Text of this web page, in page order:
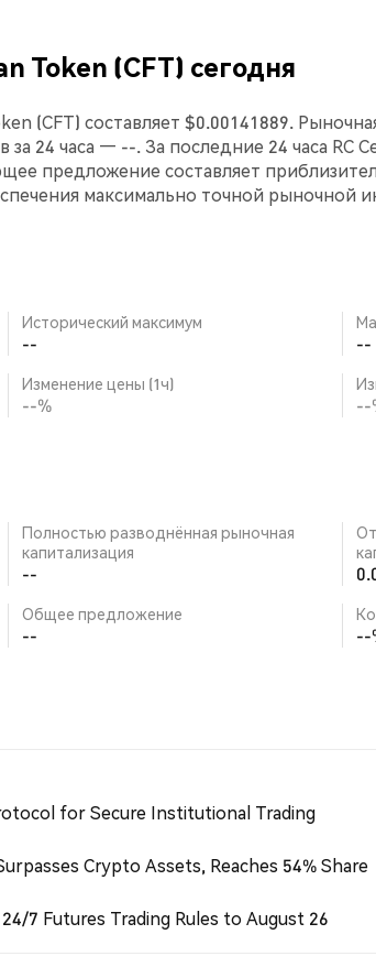
Token (CFT) сегодня
(CFT) составляет $0.00141889.
24 часа — --. За последние 24 часа RC
предложение составляет
максимально точной рыночной
Исторический максимум
-- --
Изменение цены (1ч)
--% --
Полностью разводнённая рыночная
капитализация
--
Общее предложение
-- --
for Secure Institutional Trading
Crypto Assets, Reaches 54% Share
7 Futures Trading Rules to August 26